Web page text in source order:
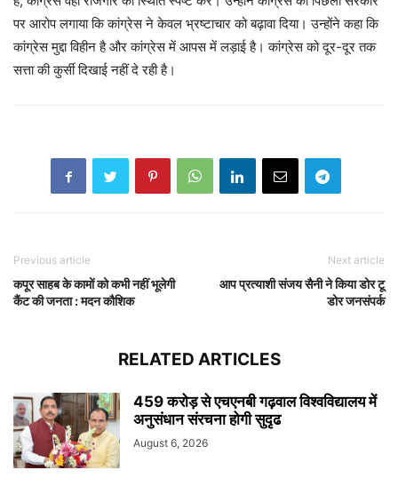
पर आरोप लगाया कि कांग्रेस ने केवल भ्रष्टाचार को बढ़ावा दिया। उन्होंने कहा कि
कांग्रेस मुद्दा विहीन है और कांग्रेस में आपस में लड़ाई है। कांग्रेस को दूर-दूर तक
सत्ता की कुर्सी दिखाई नहीं दे रही है।
Previous article
कपूर साहब के कामों को कभी नहीं भूलेगी
कैंट की जनता : मदन कौशिक
Next article
आप प्रत्याशी संजय सैनी ने किया डोर टू
डोर जनसंपर्क
RELATED ARTICLES
459 करोड़ से एचएनबी गढ़वाल विश्वविद्यालय में
अनुसंधान संरचना होगी सुदृढ
August 6, 2026